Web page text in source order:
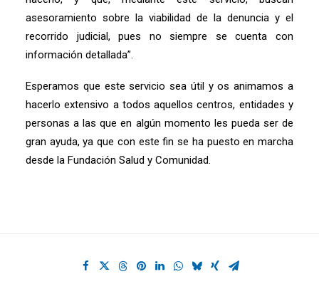
asesoramiento sobre la viabilidad de la denuncia y el
recorrido judicial, pues no siempre se cuenta con
información detallada”.
Esperamos que este servicio sea útil y os animamos a
hacerlo extensivo a todos aquellos centros, entidades y
personas a las que en algún momento les pueda ser de
gran ayuda, ya que con este fin se ha puesto en marcha
desde la Fundación Salud y Comunidad.